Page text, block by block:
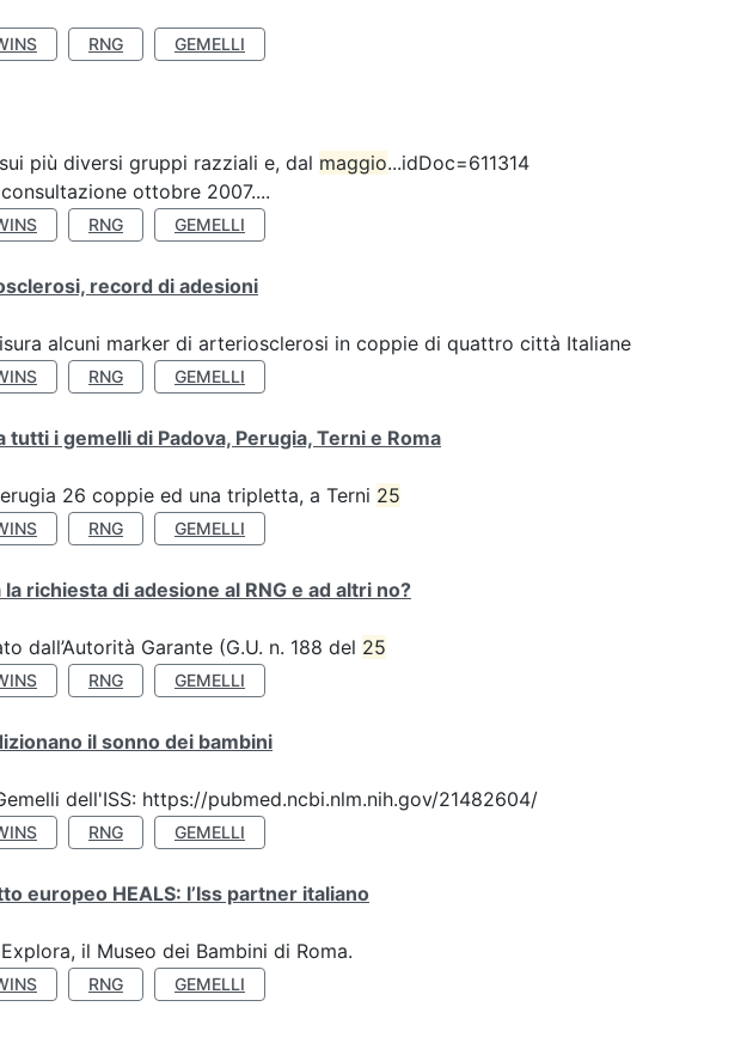
RNG GEMELLI
più diversi gruppi razziali e, dal maggio...idDoc=611314
ottobre 2007....
RNG GEMELLI
record di adesioni
alcuni marker di arteriosclerosi in coppie di quattro città Italiane
RNG GEMELLI
i gemelli di Padova, Perugia, Terni e Roma
26 coppie ed una tripletta, a Terni 25
RNG GEMELLI
richiesta di adesione al RNG e ad altri no?
dall’Autorità Garante (G.U. n. 188 del 25
RNG GEMELLI
il sonno dei bambini
dell'ISS: https://pubmed.ncbi.nlm.nih.gov/21482604/
RNG GEMELLI
europeo HEALS: l’Iss partner italiano
il Museo dei Bambini di Roma.
RNG GEMELLI